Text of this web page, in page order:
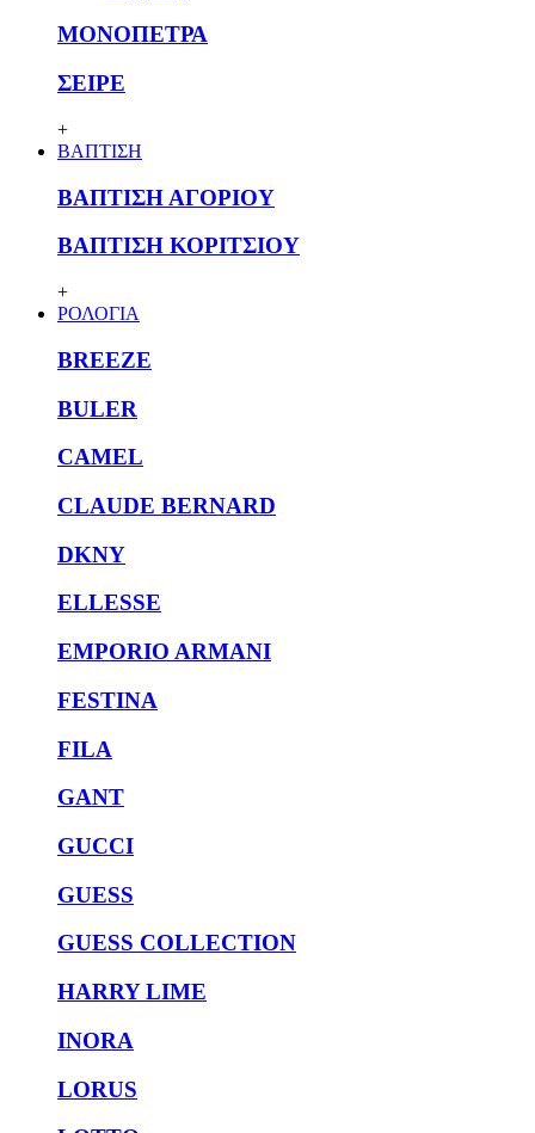
ΜΟΝΟΠΕΤΡΑ
ΣΕΙΡΕ
+
ΒΑΠΤΙΣΗ
ΒΑΠΤΙΣΗ ΑΓΟΡΙΟΥ
ΒΑΠΤΙΣΗ ΚΟΡΙΤΣΙΟΥ
+
ΡΟΛΟΓΙΑ
BREEZE
BULER
CAMEL
CLAUDE BERNARD
DKNY
ELLESSE
EMPORIO ARMANI
FESTINA
FILA
GANT
GUCCI
GUESS
GUESS COLLECTION
HARRY LIME
INORA
LORUS